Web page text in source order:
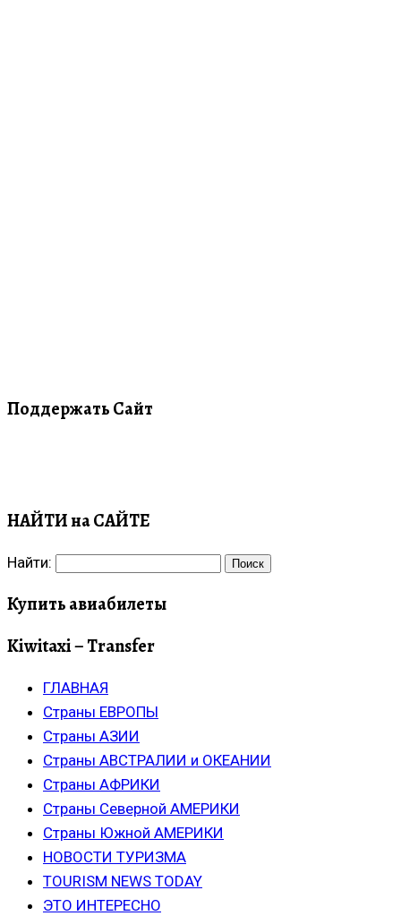
Поддержать Сайт
НАЙТИ на САЙТЕ
Найти:
Купить авиабилеты
Kiwitaxi – Transfer
ГЛАВНАЯ
Страны ЕВРОПЫ
Страны АЗИИ
Страны АВСТРАЛИИ и ОКЕАНИИ
Страны АФРИКИ
Страны Северной АМЕРИКИ
Страны Южной АМЕРИКИ
НОВОСТИ ТУРИЗМА
TOURISM NEWS TODAY
ЭТО ИНТЕРЕСНО